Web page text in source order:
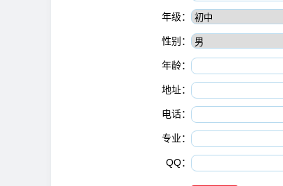
年级：
性别：
年龄：
地址：
电话：
专业：
QQ：